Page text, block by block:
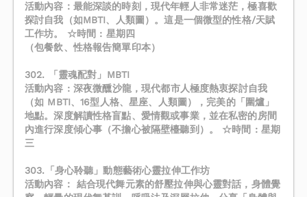
活動內容：最能深談的時刻，現代年輕人非常迷茫，極喜歡
探討自我（如MBTI、人類圖）。這是一個微型的性格/天賦
工作坊。 ☆時間 : 星期四
（包餐飲、性格報告簡單印本）
302. 「靈魂配對」MBTI
活動內容 : 深夜微醺沙龍，現代都市人極度熱衷探討自我
（如 MBTI、16型人格、星座、人類圖），完美的「圍爐」
地點。深度解讀性格盲點、愛情觀或事業，並在私密的房間
內進行深度傾心事（不擔心被隔壁檯聽到）。 ☆時間 : 星期
三
303.「身心聆聽」動態藝術心靈拉伸工作坊
活動內容： 結合現代舞元素的舒壓拉伸與心靈對話，身體覺